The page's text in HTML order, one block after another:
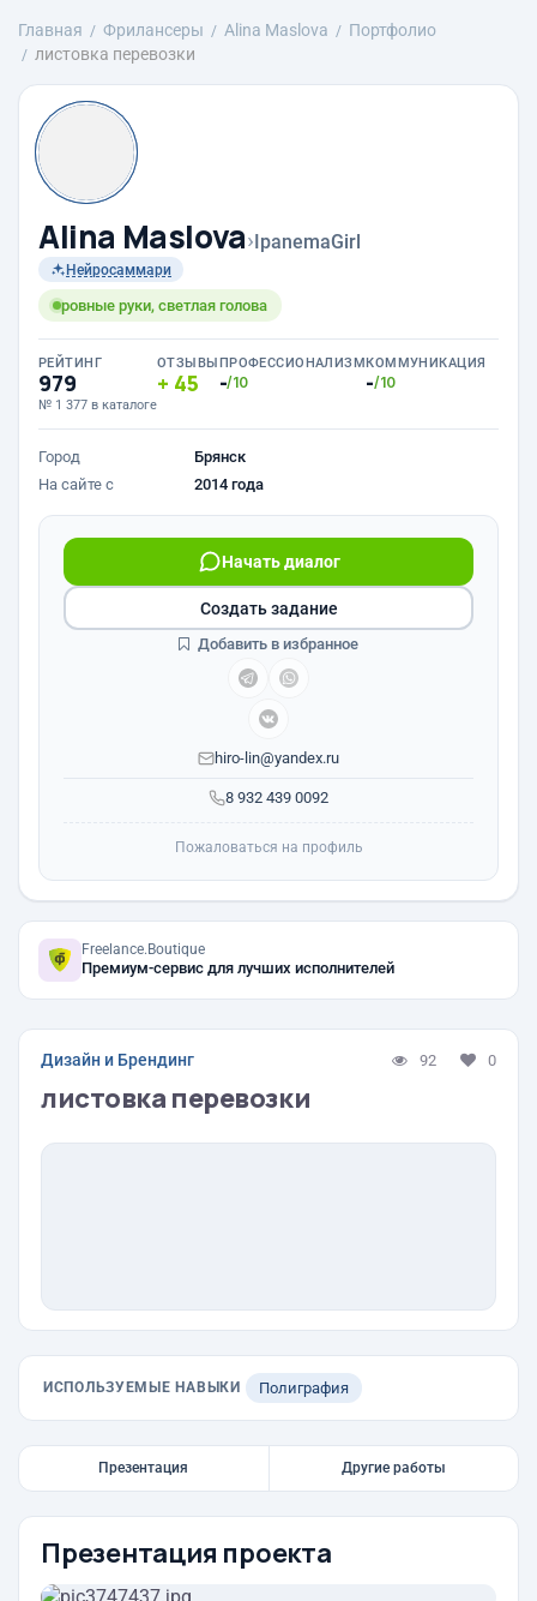
Главная Фрилансеры Alina Maslova
Портфолио
листовка перевозки
Alina Maslova›IpanemaGirl
Нейросаммари
ровные руки, светлая голова
РЕЙТИНГ
979
№ 1 377 в каталоге
ОТЗЫВЫ
45
ПРОФЕССИОНАЛИЗМ
-/10
КОММУНИКАЦИЯ
-/10
Город
Брянск
На сайте с
2014 года
8 932 439 0092
Начать диалог
hiro-lin@yandex.ru
Создать задание
Добавить в избранное
Пожаловаться на профиль
Freelance.Boutique
Премиум-сервис для лучших исполнителей
Дизайн и Брендинг 92 0
листовка перевозки
ИСПОЛЬЗУЕМЫЕ НАВЫКИ Полиграфия
Презентация Другие работы
Презентация проекта